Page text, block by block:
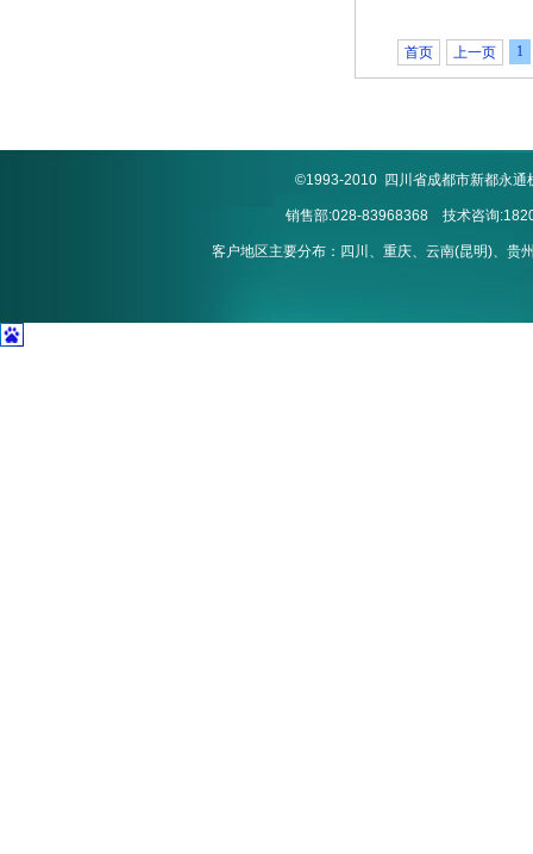
首页 上一页 1
©1993-2010 四川省成都市新都永
销售部:028-83968368 技术咨询
客户地区主要分布：四川、重庆、云南(昆明)、贵